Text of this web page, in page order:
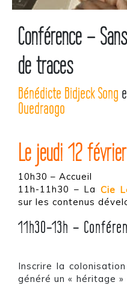
Conférence –
de traces
Bénédicte Bidjeck Song
Ouedraogo
Le jeudi 12 février
10h30 – Accueil
11h-11h30 – La Cie
sur les contenus
11h30-13h –
Inscrire la
généré un « héritage